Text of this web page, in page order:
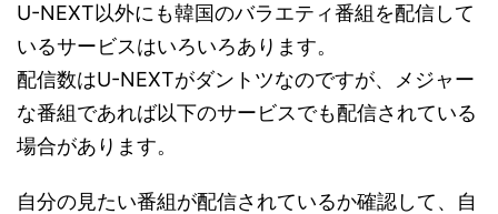
U-NEXT以外にも韓国のバラエティ番組を配信して
いるサービスはいろいろあります。
配信数はU-NEXTがダントツなのですが、メジャー
な番組であれば以下のサービスでも配信されている
場合があります。
自分の見たい番組が配信されているか確認して、自